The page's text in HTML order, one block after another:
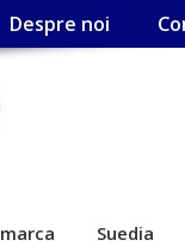
Despre noi
Suedia